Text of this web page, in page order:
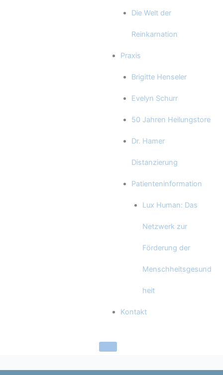
Die Welt der
Reinkarnation
Praxis
Brigitte Henseler
Evelyn Schurr
50 Jahren Heilungstore
Dr. Hamer
Distanzierung
Patienteninformation
Lux Human: Das
Netzwerk zur
Förderung der
Menschheitsgesund
heit
Kontakt